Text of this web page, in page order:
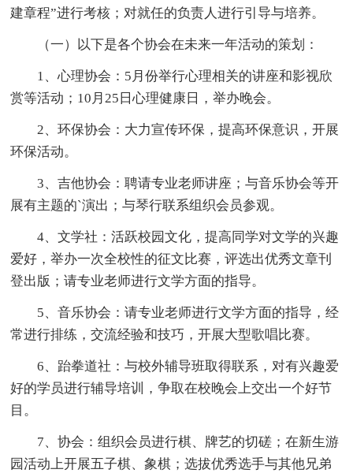
建章程”进行考核；对就任的负责人进行引导与培养。
（一）以下是各个协会在未来一年活动的策划：
1、心理协会：5月份举行心理相关的讲座和影视欣
赏等活动；10月25日心理健康日，举办晚会。
2、环保协会：大力宣传环保，提高环保意识，开展
环保活动。
3、吉他协会：聘请专业老师讲座；与音乐协会等开
展有主题的`演出；与琴行联系组织会员参观。
4、文学社：活跃校园文化，提高同学对文学的兴趣
爱好，举办一次全校性的征文比赛，评选出优秀文章刊
登出版；请专业老师进行文学方面的指导。
5、音乐协会：请专业老师进行文学方面的指导，经
常进行排练，交流经验和技巧，开展大型歌唱比赛。
6、跆拳道社：与校外辅导班取得联系，对有兴趣爱
好的学员进行辅导培训，争取在校晚会上交出一个好节
目。
7、协会：组织会员进行棋、牌艺的切磋；在新生游
园活动上开展五子棋、象棋；选拔优秀选手与其他兄弟